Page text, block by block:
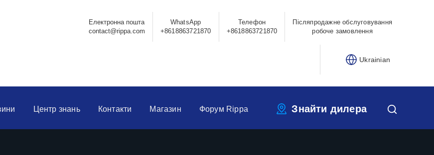
Електронна пошта
contact@rippa.com
WhatsApp
+8618863721870
Телефон
+8618863721870
Післяпродажне обслуговування
робоче замовлення
Ukrainian
Центр знань Контакти Магазин Форум Rippa Знайти дилера